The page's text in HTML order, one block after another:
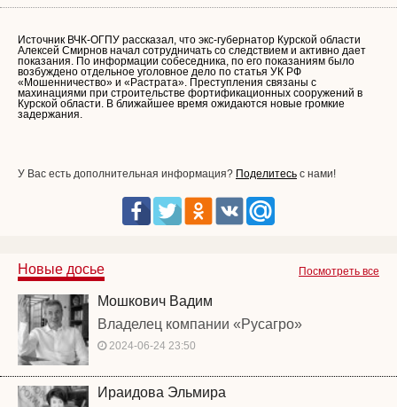
Источник ВЧК-ОГПУ рассказал, что экс-губернатор Курской области
Алексей Смирнов начал сотрудничать со следствием и активно дает
показания. По информации собеседника, по его показаниям было
возбуждено отдельное уголовное дело по статья УК РФ
«Мошенничество» и «Растрата». Преступления связаны с
махинациями при строительстве фортификационных сооружений в
Курской области. В ближайшее время ожидаются новые громкие
задержания.
У Вас есть дополнительная информация? Поделитесь с нами!
Посмотреть все
Новые досье
Мошкович Вадим
Владелец компании «Русагро»
2024-06-24 23:50
Ираидова Эльмира